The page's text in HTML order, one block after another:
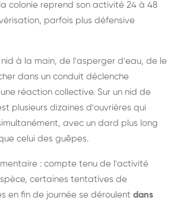
colonie reprend son activité 24 à 48
parfois plus défensive
nid à la main, de l'asperger d'eau, de le
dans un conduit déclenche
réaction collective. Sur un nid de
plusieurs dizaines d'ouvrières qui
avec un dard plus long
celui des guêpes.
: compte tenu de l'activité
certaines tentatives de
en fin de journée se déroulent dans